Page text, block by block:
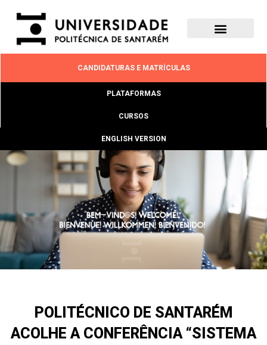
CANDIDATURAS E MATRÍCULAS
PLATAFORMAS
CURSOS
ENGLISH VERSION
POLITÉCNICO DE SANTARÉM
ACOLHE A CONFERÊNCIA “SISTEMA